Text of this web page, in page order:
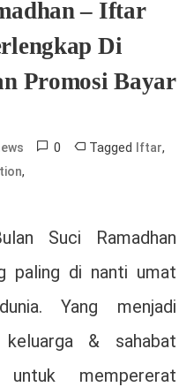
– Iftar
Di
Promosi Bayar
0 Tagged Iftar,
,
Suci Ramadhan
paling di nanti umat
Yang menjadi
& sahabat
mempererat